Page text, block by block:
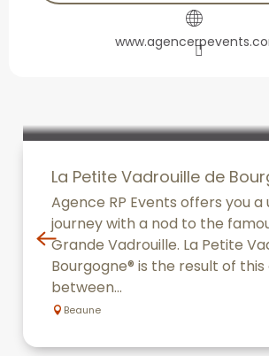
La Petite Vadrouille de
Agence RP Events offers you a
journey with a nod to the
Grande Vadrouille. La Petite
Bourgogne® is the result of
between...
Beaune